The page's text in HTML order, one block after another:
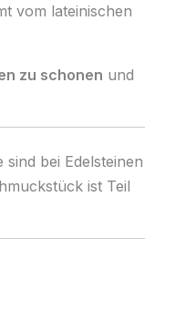
vom lateinischen
zu schonen und
bei Edelsteinen
ist Teil